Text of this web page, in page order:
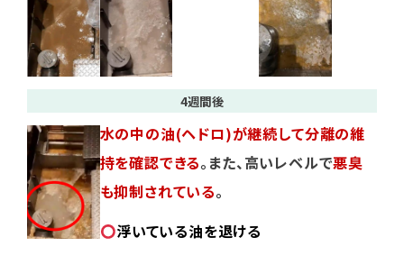
4週間後
水の中の油(ヘドロ)が継続して分離の維
持を確認できる。また、高いレベルで悪臭
も抑制されている。
浮いている油を退ける